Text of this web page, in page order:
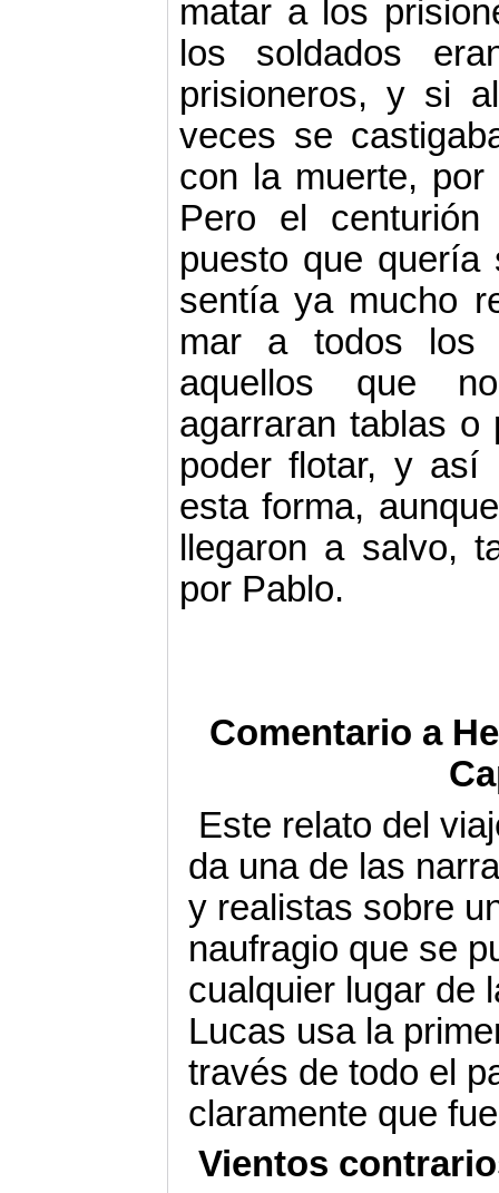
matar a los
los soldados
prisioneros, y si
veces se
con la muerte,
Pero el
puesto que quería
sentía ya mucho
mar a todos los
aquellos que
agarraran tablas o
poder flotar, y así
esta forma,
llegaron a salvo,
por Pablo.
Comentario a
Este relato del
da una de las
y realistas sobre
naufragio que se
cualquier lugar de
Lucas usa la
través de todo el
claramente que
Vientos